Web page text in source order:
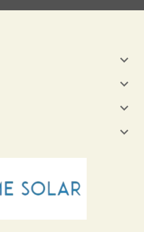



